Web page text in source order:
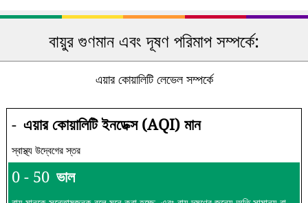
বায়ুর গুণমান এবং দূষণ পরিমাপ সম্পর্কে:
এয়ার কোয়ালিটি লেভেল সম্পর্কে
- এয়ার কোয়ালিটি ইনডেক্স (AQI) মান
স্বাস্থ্য উদ্বেগের স্তর
0 - 50 ভাল